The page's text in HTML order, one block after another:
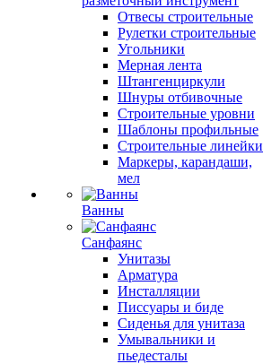
Отвесы строительные
Рулетки строительные
Угольники
Мерная лента
Штангенциркули
Шнуры отбивочные
Строительные уровни
Шаблоны профильные
Строительные линейки
Маркеры, карандаши,
мел
Ванны
Санфаянс
Унитазы
Арматура
Инсталляции
Писсуары и биде
Сиденья для унитаза
Умывальники и
пьедесталы